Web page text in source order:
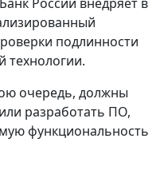
России внедряет в
подлинности
технологии.
очередь, должны
разработать ПО,
функциональность